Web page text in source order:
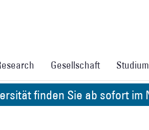
Gesellschaft Studium
finden Sie ab sofort